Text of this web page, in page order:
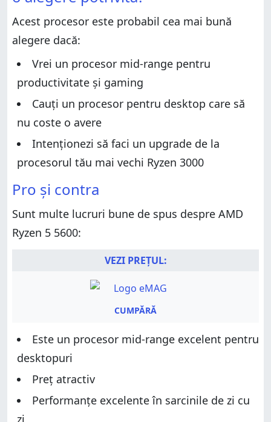
Despachetarea procesorului AMD Ryzen 5 5600
Specificații hardware
Performanțe în benchmarkuri și jocuri
Ce părere ai despre AMD Ryzen 5 5600?
Verdict
Despachetarea procesorului AMD Ryzen 5 5600
Specificații hardware
Performanțe în benchmarkuri și jocuri
Ce părere ai despre AMD Ryzen 5 5600?
Acest procesor este probabil cea mai bună
alegere dacă:
Vrei un procesor mid-range pentru
productivitate și gaming
Cauți un procesor pentru desktop care să
nu coste o avere
Intenționezi să faci un upgrade de la
procesorul tău mai vechi Ryzen 3000
Pro și contra
Sunt multe lucruri bune de spus despre AMD
Ryzen 5 5600:
VEZI PREȚUL:
CUMPĂRĂ
Este un procesor mid-range excelent pentru
desktopuri
Preț atractiv
Performanțe excelente în sarcinile de zi cu
zi